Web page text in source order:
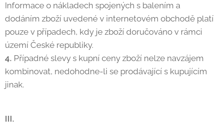
Informace o nákladech spojených s balením a
dodáním zboží uvedené v internetovém obchodě platí
pouze v případech, kdy je zboží doručováno v rámci
území České republiky.
4. Případné slevy s kupní ceny zboží nelze navzájem
kombinovat, nedohodne-li se prodávající s kupujícím
jinak.
III.